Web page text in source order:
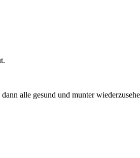
alle gesund und munter